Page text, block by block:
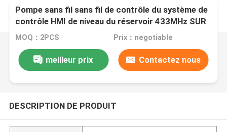
Pompe sans fil sans fil de contrôle du système de
contrôle HMI de niveau du réservoir 433MHz SUR
OUTRE de 2km
MOQ：2PCS Prix：negotiable
meilleur prix Contactez nous
DESCRIPTION DE PRODUIT